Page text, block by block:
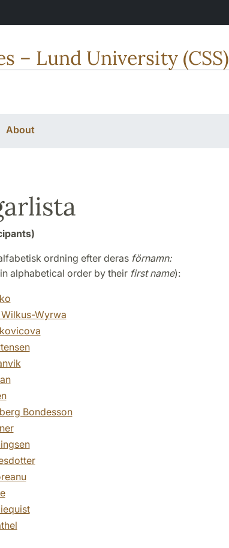
– Lund University (CSS)
About
ordning efter deras förnamn:
alphabetical order by their first name):
Wyrwa
Bondesson